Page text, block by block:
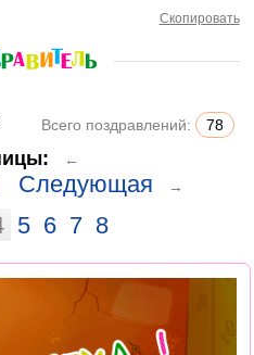
Скопировать
Всего поздравлений: 78
←
Следующая →
5 6 7 8